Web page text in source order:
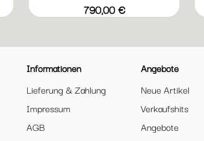
Preis
790,00 €
Informationen
Lieferung & Zahlung
Impressum
AGB
Angebote
Neue Artikel
Verkaufshits
Angebote